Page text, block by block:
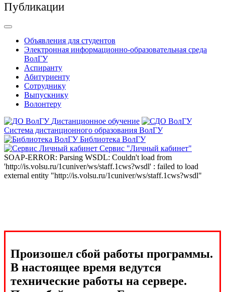
Публикации
Объявления для студентов
Электронная информационно-образовательная среда
ВолГУ
Аспиранту
Абитуриенту
Сотруднику
Выпускнику
Волонтеру
Дистанционное обучение
Система дистанционного образования ВолГУ
Библиотека ВолГУ
Сервис "Личный кабинет"
SOAP-ERROR: Parsing WSDL: Couldn't load from
'http://is.volsu.ru/1cuniver/ws/staff.1cws?wsdl' : failed to load
external entity "http://is.volsu.ru/1cuniver/ws/staff.1cws?wsdl"
Произошел сбой работы программы.
В настоящее время ведутся
технические работы на сервере.